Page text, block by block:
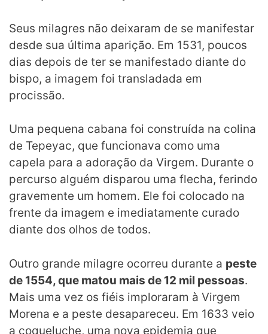
Seus milagres não deixaram de se manifestar
desde sua última aparição. Em 1531, poucos
dias depois de ter se manifestado diante do
bispo, a imagem foi transladada em
procissão.
Uma pequena cabana foi construída na colina
de Tepeyac, que funcionava como uma
capela para a adoração da Virgem. Durante o
percurso alguém disparou uma flecha, ferindo
gravemente um homem. Ele foi colocado na
frente da imagem e imediatamente curado
diante dos olhos de todos.
Outro grande milagre ocorreu durante a peste
de 1554, que matou mais de 12 mil pessoas.
Mais uma vez os fiéis imploraram à Virgem
Morena e a peste desapareceu. Em 1633 veio
a coqueluche, uma nova epidemia que